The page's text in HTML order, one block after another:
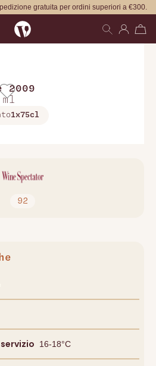
gratuita per ordini superiori a €300.
2009
1x75cl
92
16-18°C